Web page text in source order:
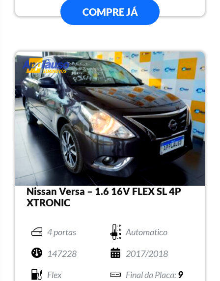
COMPRE JÁ
Nissan Versa – 1.6 16V FLEX SL 4P
XTRONIC
4 portas
Automatico
147228
2017/2018
Flex
9